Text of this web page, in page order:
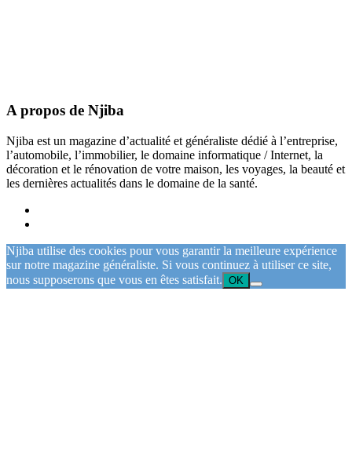
A propos de Njiba
Njiba est un magazine d’actualité et généraliste dédié à l’entreprise,
l’automobile, l’immobilier, le domaine informatique / Internet, la
décoration et le rénovation de votre maison, les voyages, la beauté et
les dernières actualités dans le domaine de la santé.
Njiba utilise des cookies pour vous garantir la meilleure expérience
sur notre magazine généraliste. Si vous continuez à utiliser ce site,
nous supposerons que vous en êtes satisfait. OK